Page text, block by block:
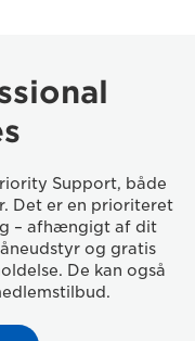
Support, både
Det er en prioriteret
– afhængigt af dit
og gratis
De kan også